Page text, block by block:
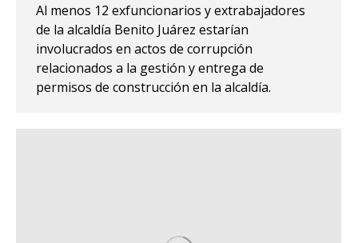
Al menos 12 exfuncionarios y extrabajadores
de la alcaldía Benito Juárez estarían
involucrados en actos de corrupción
relacionados a la gestión y entrega de
permisos de construcción en la alcaldía.